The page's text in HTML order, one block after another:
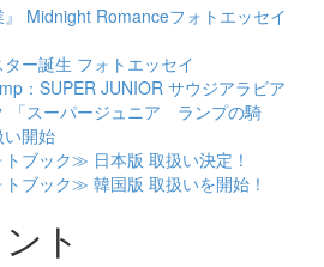
Midnight Romanceフォトエッセイ
ー誕生 フォトエッセイ
：SUPER JUNIOR サウジアラビア
「スーパージュニア ランプの騎
開始
ブック≫ 日本版 取扱い決定！
ブック≫ 韓国版 取扱いを開始！
ト